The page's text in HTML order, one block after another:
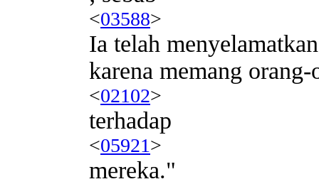
<03588>
Ia telah
karena memang
<02102>
terhadap
<05921>
mereka."